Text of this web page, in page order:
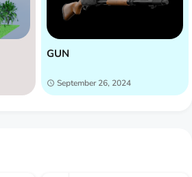
GUN
September 26, 2024